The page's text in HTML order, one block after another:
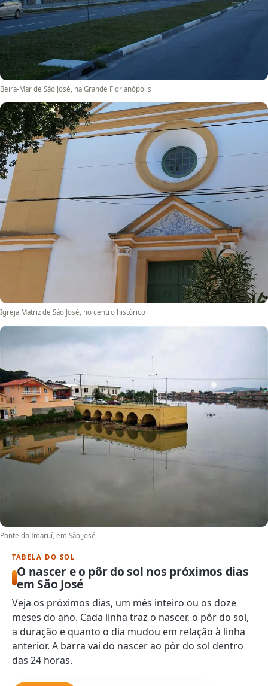
Beira-Mar de São José, na Grande Florianópolis
Igreja Matriz de São José, no centro histórico
Ponte do Imaruí, em São José
TABELA DO SOL
O nascer e o pôr do sol nos próximos dias
em São José
Veja os próximos dias, um mês inteiro ou os doze
meses do ano. Cada linha traz o nascer, o pôr do sol,
a duração e quanto o dia mudou em relação à linha
anterior. A barra vai do nascer ao pôr do sol dentro
das 24 horas.